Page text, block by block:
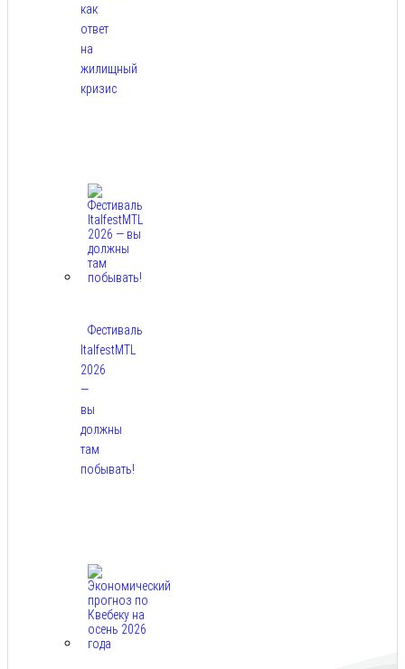
как
ответ
на
жилищный
кризис
Фестиваль
ItalfestMTL
2026
—
вы
должны
там
побывать!